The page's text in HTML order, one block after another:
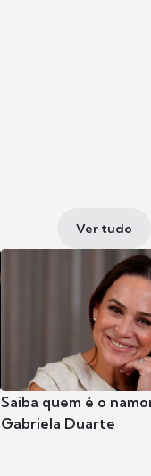
Ver tudo
Saiba quem é o
Gabriela Duarte